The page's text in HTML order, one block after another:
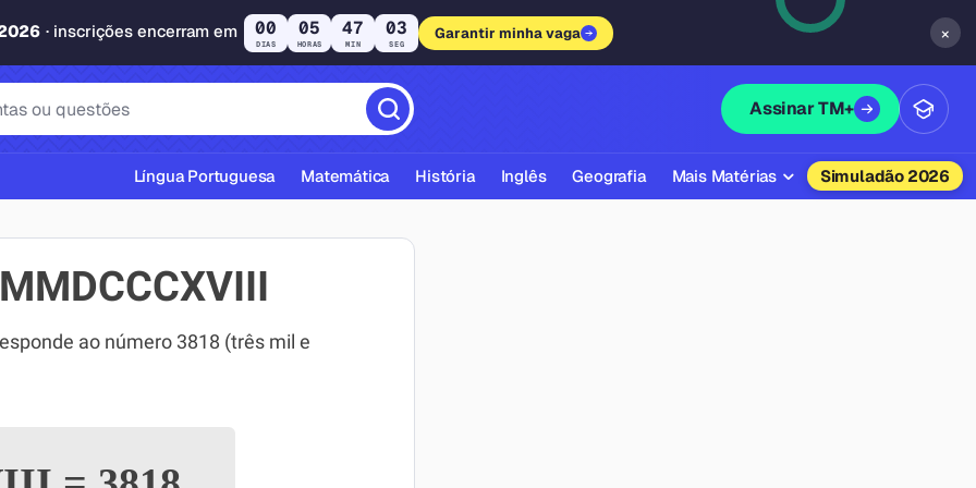
· inscrições encerram em 00
DIAS
05
HORAS
47
MIN
02
SEG
Garantir minha vaga ×
Assinar TM+
ABNT
Língua Portuguesa Matemática História Inglês Geografia Mais Matérias Simuladão 2026
ao número 3818 (três mil e